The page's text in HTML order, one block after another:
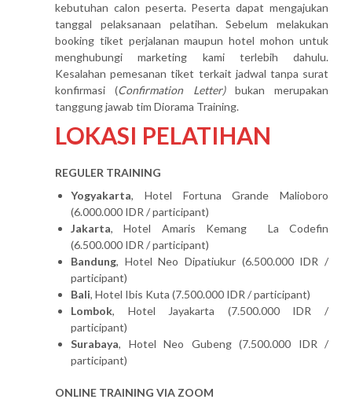
kebutuhan calon peserta. Peserta dapat mengajukan
tanggal pelaksanaan pelatihan. Sebelum melakukan
booking tiket perjalanan maupun hotel mohon untuk
menghubungi marketing kami terlebih dahulu.
Kesalahan pemesanan tiket terkait jadwal tanpa surat
konfirmasi (Confirmation Letter)bukan merupakan
tanggung jawab tim Diorama Training.
LOKASI PELATIHAN
REGULER TRAINING
Yogyakarta, Hotel Fortuna Grande Malioboro
(6.000.000 IDR / participant)
Jakarta, Hotel Amaris Kemang La Codefin
(6.500.000 IDR / participant)
Bandung, Hotel Neo Dipatiukur (6.500.000 IDR /
participant)
Bali, Hotel Ibis Kuta (7.500.000 IDR / participant)
Lombok, Hotel Jayakarta (7.500.000 IDR /
participant)
Surabaya, Hotel Neo Gubeng (7.500.000 IDR /
participant)
ONLINE TRAINING VIA ZOOM